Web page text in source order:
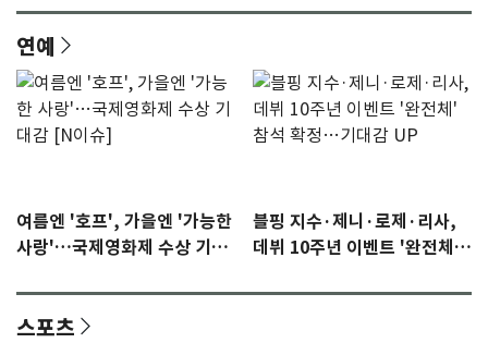
연예
여름엔 '호프', 가을엔 '가능한
사랑'…국제영화제 수상 기대
블핑 지수·제니·로제·리사,
데뷔 10주년 이벤트 '완전체'
스포츠